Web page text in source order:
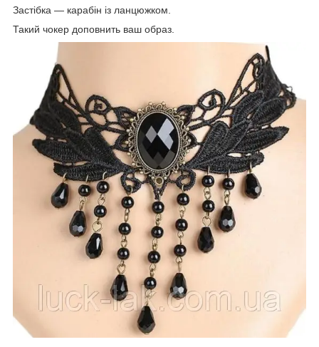
Застібка — карабін із ланцюжком.
Такий чокер доповнить ваш образ.